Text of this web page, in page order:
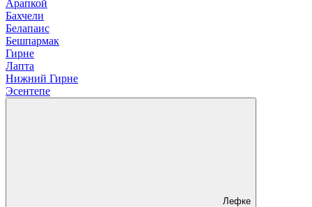
Арапкой
Бахчели
Белапаис
Бешпармак
Гирне
Лапта
Нижний Гирне
Эсентепе
Лефке